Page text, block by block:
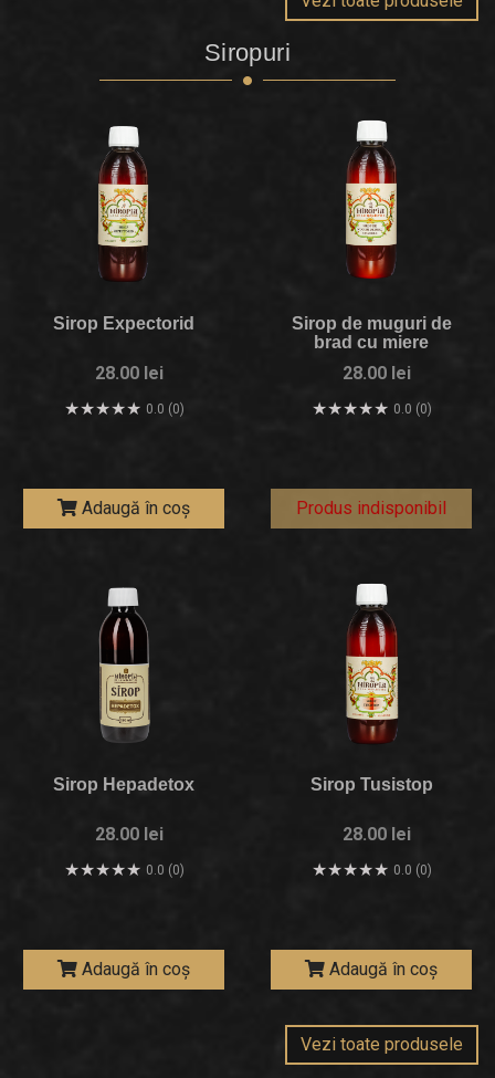
Siropuri
Sirop Expectorid
28.00 lei
0.0 (0)
Adaugă în coș
Sirop de muguri de
brad cu miere
28.00 lei
0.0 (0)
Produs indisponibil
Sirop Hepadetox
28.00 lei
0.0 (0)
Adaugă în coș
Sirop Tusistop
28.00 lei
0.0 (0)
Adaugă în coș
Vezi toate produsele